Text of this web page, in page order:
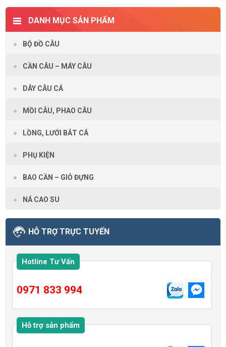
DANH MỤC SẢN PHẨM
BỘ ĐỒ CÂU
CẦN CÂU – MÁY CÂU
DÂY CÂU CÁ
MỒI CÂU, PHAO CÂU
LỒNG, LƯỚI BẮT CÁ
PHỤ KIỆN
BAO CẦN – GIỎ ĐỰNG
NÁ CAO SU
HỖ TRỢ TRỰC TUYẾN
Hotline Tư Vấn
0971 833 994
Hỗ trợ sản phẩm